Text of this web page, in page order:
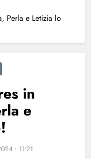
Perla e Letizia lo
in
e
• 11:21